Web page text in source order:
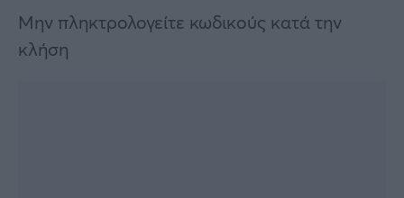
Μην πληκτρολογείτε κωδικούς κατά την
κλήση